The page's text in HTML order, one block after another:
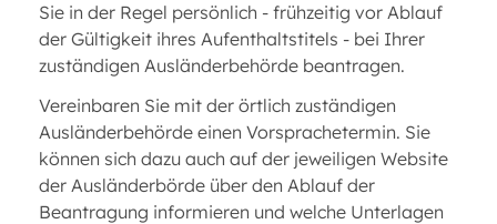
Sie in der Regel persönlich - frühzeitig vor Ablauf
der Gültigkeit ihres Aufenthaltstitels - bei Ihrer
zuständigen Ausländerbehörde beantragen.
Vereinbaren Sie mit der örtlich zuständigen
Ausländerbehörde einen Vorsprachetermin. Sie
können sich dazu auch auf der jeweiligen Website
der Ausländerbörde über den Ablauf der
Beantragung informieren und welche Unterlagen